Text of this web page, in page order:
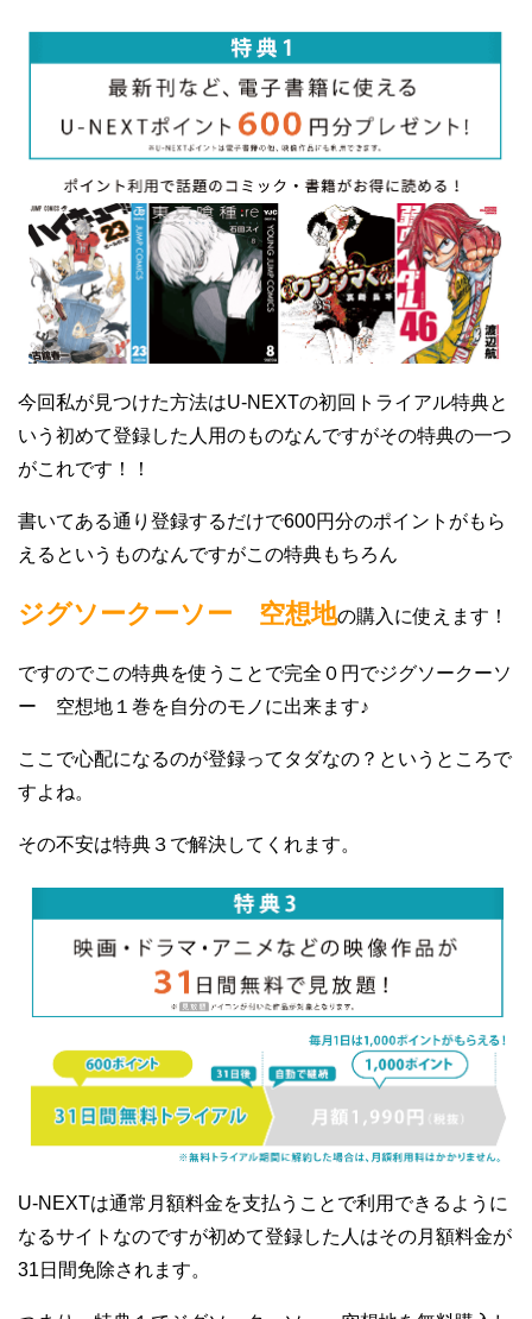
今回私が見つけた方法はU-NEXTの初回トライアル特典と
いう初めて登録した人用のものなんですがその特典の一つ
がこれです！！
書いてある通り登録するだけで600円分のポイントがもら
えるというものなんですがこの特典もちろん
ジグソークーソー 空想地の購入に使えます！
ですのでこの特典を使うことで完全０円でジグソークーソ
ー 空想地１巻を自分のモノに出来ます♪
ここで心配になるのが登録ってタダなの？というところで
すよね。
その不安は特典３で解決してくれます。
U-NEXTは通常月額料金を支払うことで利用できるように
なるサイトなのですが初めて登録した人はその月額料金が
31日間免除されます。